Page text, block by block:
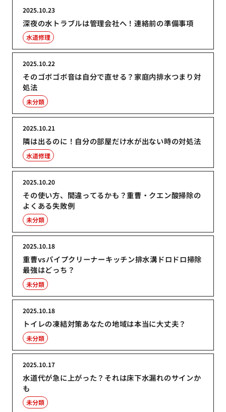
深夜の水トラブルは管理会社へ！連絡前の準備事項
2025.10.23
水道修理
そのゴボゴボ音は自分で直せる？家庭内排水つまり対
処法
2025.10.22
未分類
隣は出るのに！自分の部屋だけ水が出ない時の対処法
2025.10.21
水道修理
その使い方、間違ってるかも？重曹・クエン酸掃除の
よくある失敗例
2025.10.20
未分類
重曹vsパイプクリーナーキッチン排水溝ドロドロ掃除
最強はどっち？
2025.10.18
未分類
トイレの凍結対策あなたの地域は本当に大丈夫？
2025.10.18
未分類
水道代が急に上がった？それは床下水漏れのサインか
も
2025.10.17
未分類